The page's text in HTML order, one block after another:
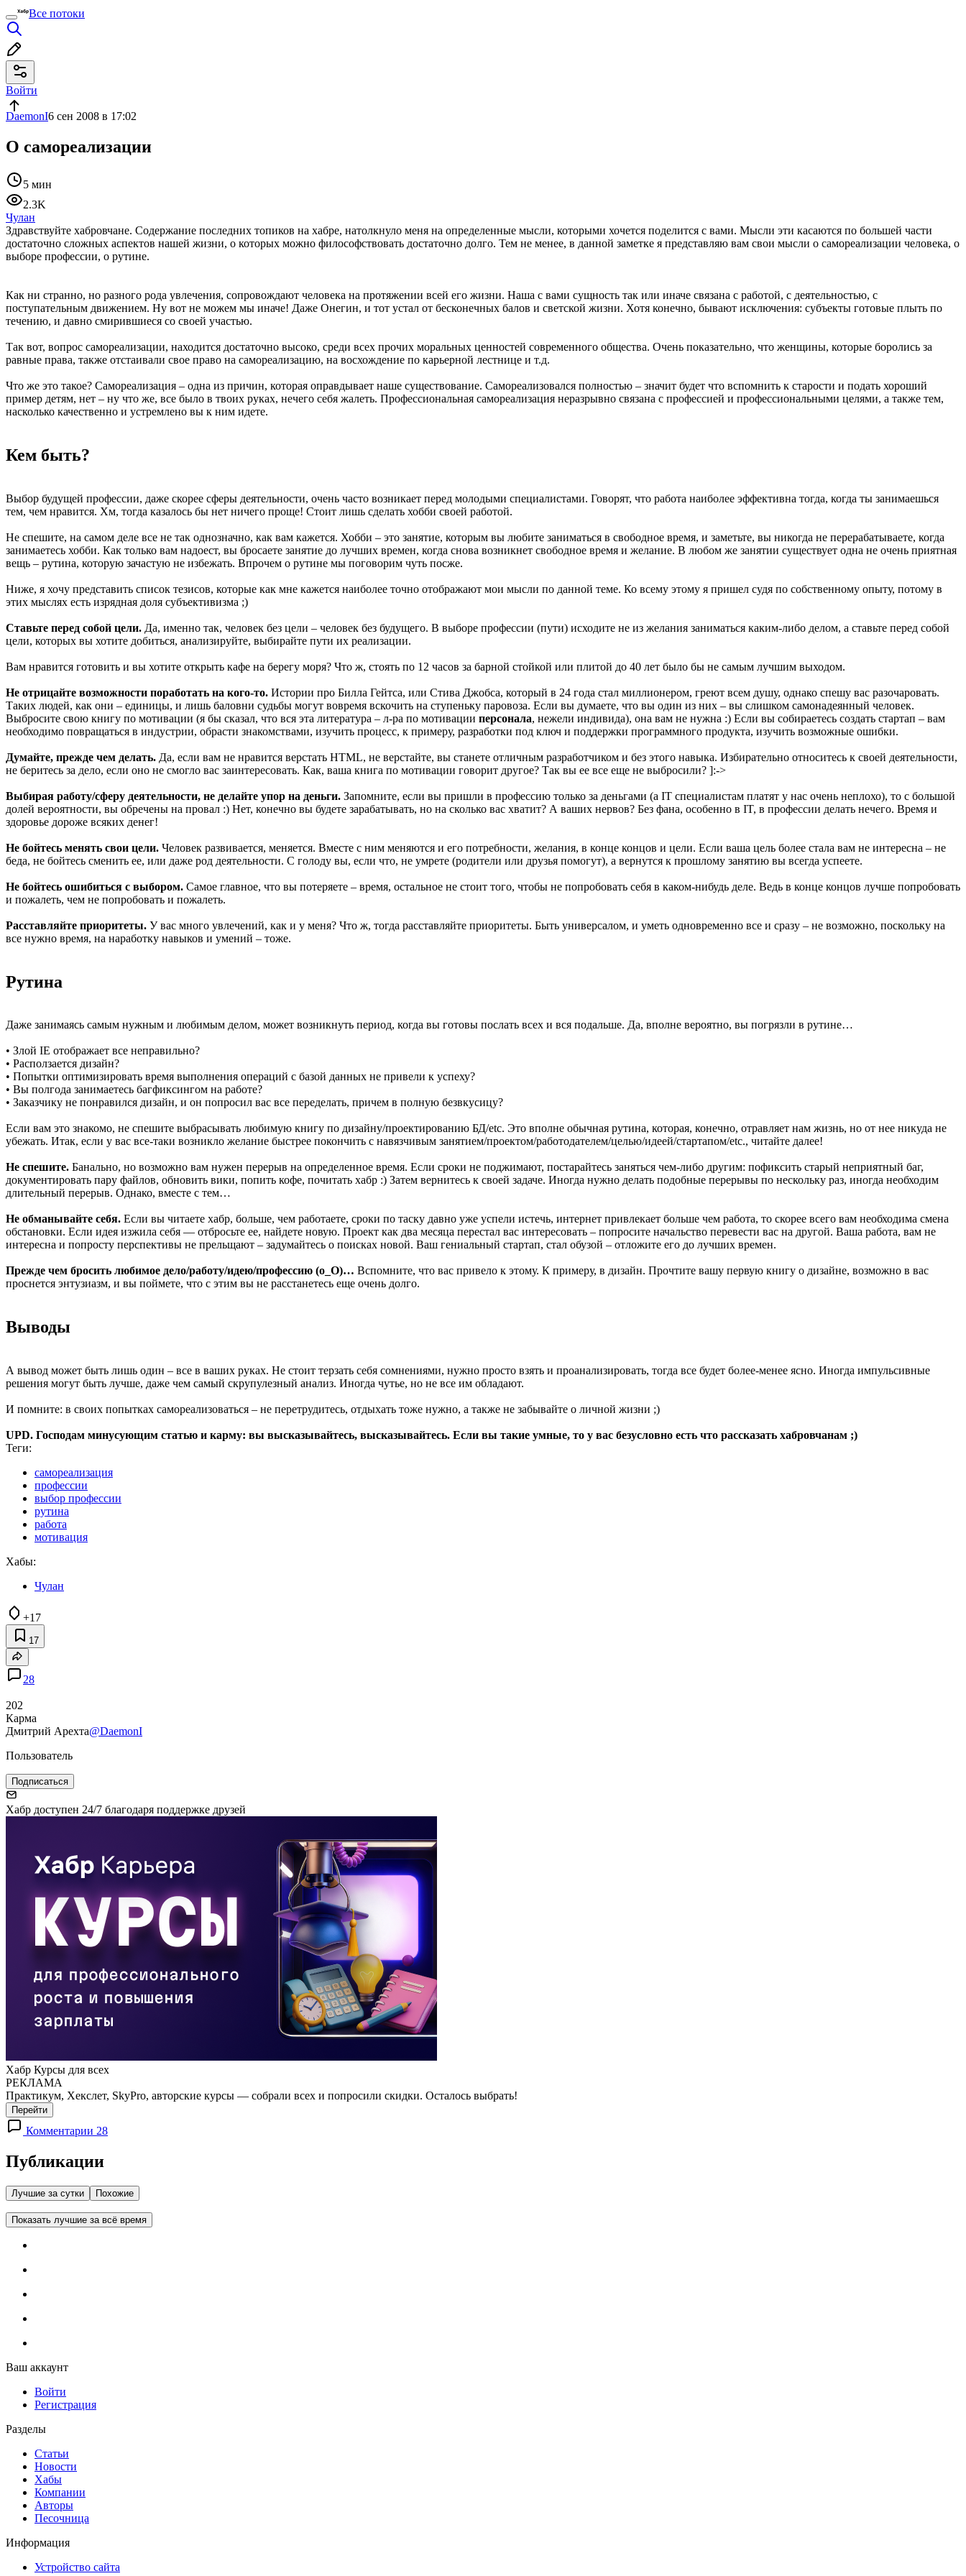
Все потоки
Войти
DaemonI6 сен 2008 в 17:02
О самореализации
5 мин
2.3K
Чулан
Здравствуйте хабровчане. Содержание последних топиков на хабре, натолкнуло меня на определенные мысли, которыми хочется поделится с вами. Мысли эти касаются по большей части
достаточно сложных аспектов нашей жизни, о которых можно философствовать достаточно долго. Тем не менее, в данной заметке я представляю вам свои мысли о самореализации человека, о
выборе профессии, о рутине.
Как ни странно, но разного рода увлечения, сопровождают человека на протяжении всей его жизни. Наша с вами сущность так или иначе связана с работой, с деятельностью, с
поступательным движением. Ну вот не можем мы иначе! Даже Онегин, и тот устал от бесконечных балов и светской жизни. Хотя конечно, бывают исключения: субъекты готовые плыть по
течению, и давно смирившиеся со своей участью.
Так вот, вопрос самореализации, находится достаточно высоко, среди всех прочих моральных ценностей современного общества. Очень показательно, что женщины, которые боролись за
равные права, также отстаивали свое право на самореализацию, на восхождение по карьерной лестнице и т.д.
Что же это такое? Самореализация – одна из причин, которая оправдывает наше существование. Самореализовался полностью – значит будет что вспомнить к старости и подать хороший
пример детям, нет – ну что же, все было в твоих руках, нечего себя жалеть. Профессиональная самореализация неразрывно связана с профессией и профессиональными целями, а также тем,
насколько качественно и устремлено вы к ним идете.
Кем быть?
Выбор будущей профессии, даже скорее сферы деятельности, очень часто возникает перед молодыми специалистами. Говорят, что работа наиболее эффективна тогда, когда ты занимаешься
тем, чем нравится. Хм, тогда казалось бы нет ничего проще! Стоит лишь сделать хобби своей работой.
Не спешите, на самом деле все не так однозначно, как вам кажется. Хобби – это занятие, которым вы любите заниматься в свободное время, и заметьте, вы никогда не перерабатываете, когда
занимаетесь хобби. Как только вам надоест, вы бросаете занятие до лучших времен, когда снова возникнет свободное время и желание. В любом же занятии существует одна не очень приятная
вещь – рутина, которую зачастую не избежать. Впрочем о рутине мы поговорим чуть посже.
Ниже, я хочу представить список тезисов, которые как мне кажется наиболее точно отображают мои мысли по данной теме. Ко всему этому я пришел судя по собственному опыту, потому в
этих мыслях есть изрядная доля субъективизма ;)
Ставьте перед собой цели. Да, именно так, человек без цели – человек без будущего. В выборе профессии (пути) исходите не из желания заниматься каким-либо делом, а ставьте перед собой
цели, которых вы хотите добиться, анализируйте, выбирайте пути их реализации.
Вам нравится готовить и вы хотите открыть кафе на берегу моря? Что ж, стоять по 12 часов за барной стойкой или плитой до 40 лет было бы не самым лучшим выходом.
Не отрицайте возможности поработать на кого-то. Истории про Билла Гейтса, или Стива Джобса, который в 24 года стал миллионером, греют всем душу, однако спешу вас разочаровать.
Таких людей, как они – единицы, и лишь баловни судьбы могут вовремя вскочить на ступеньку паровоза. Если вы думаете, что вы один из них – вы слишком самонадеянный человек.
Выбросите свою книгу по мотивации (я бы сказал, что вся эта литература – л-ра по мотивации персонала, нежели индивида), она вам не нужна :) Если вы собираетесь создать стартап – вам
необходимо повращаться в индустрии, обрасти знакомствами, изучить процесс, к примеру, разработки под ключ и поддержки программного продукта, изучить возможные ошибки.
Думайте, прежде чем делать. Да, если вам не нравится верстать HTML, не верстайте, вы станете отличным разработчиком и без этого навыка. Избирательно относитесь к своей деятельности,
не беритесь за дело, если оно не смогло вас заинтересовать. Как, ваша книга по мотивации говорит другое? Так вы ее все еще не выбросили? ]:->
Выбирая работу/сферу деятельности, не делайте упор на деньги. Запомните, если вы пришли в профессию только за деньгами (а IT специалистам платят у нас очень неплохо), то с большой
долей вероятности, вы обречены на провал :) Нет, конечно вы будете зарабатывать, но на сколько вас хватит? А ваших нервов? Без фана, особенно в IT, в профессии делать нечего. Время и
здоровье дороже всяких денег!
Не бойтесь менять свои цели. Человек развивается, меняется. Вместе с ним меняются и его потребности, желания, в конце концов и цели. Если ваша цель более стала вам не интересна – не
беда, не бойтесь сменить ее, или даже род деятельности. С голоду вы, если что, не умрете (родители или друзья помогут), а вернутся к прошлому занятию вы всегда успеете.
Не бойтесь ошибиться с выбором. Самое главное, что вы потеряете – время, остальное не стоит того, чтобы не попробовать себя в каком-нибудь деле. Ведь в конце концов лучше попробовать
и пожалеть, чем не попробовать и пожалеть.
Расставляйте приоритеты. У вас много увлечений, как и у меня? Что ж, тогда расставляйте приоритеты. Быть универсалом, и уметь одновременно все и сразу – не возможно, поскольку на
все нужно время, на наработку навыков и умений – тоже.
Рутина
Даже занимаясь самым нужным и любимым делом, может возникнуть период, когда вы готовы послать всех и вся подальше. Да, вполне вероятно, вы погрязли в рутине…
• Злой IE отображает все неправильно?
• Расползается дизайн?
• Попытки оптимизировать время выполнения операций с базой данных не привели к успеху?
• Вы полгода занимаетесь багфиксингом на работе?
• Заказчику не понравился дизайн, и он попросил вас все переделать, причем в полную безвкусицу?
Если вам это знакомо, не спешите выбрасывать любимую книгу по дизайну/проектированию БД/etc. Это вполне обычная рутина, которая, конечно, отравляет нам жизнь, но от нее никуда не
убежать. Итак, если у вас все-таки возникло желание быстрее покончить с навязчивым занятием/проектом/работодателем/целью/идеей/стартапом/etc., читайте далее!
Не спешите. Банально, но возможно вам нужен перерыв на определенное время. Если сроки не поджимают, постарайтесь заняться чем-либо другим: пофиксить старый неприятный баг,
документировать пару файлов, обновить вики, попить кофе, почитать хабр :) Затем вернитесь к своей задаче. Иногда нужно делать подобные перерывы по нескольку раз, иногда необходим
длительный перерыв. Однако, вместе с тем…
Не обманывайте себя. Если вы читаете хабр, больше, чем работаете, сроки по таску давно уже успели истечь, интернет привлекает больше чем работа, то скорее всего вам необходима смена
обстановки. Если идея изжила себя — отбросьте ее, найдете новую. Проект как два месяца перестал вас интересовать – попросите начальство перевести вас на другой. Ваша работа, вам не
интересна и попросту перспективы не прельщают – задумайтесь о поисках новой. Ваш гениальный стартап, стал обузой – отложите его до лучших времен.
Прежде чем бросить любимое дело/работу/идею/профессию (о_О)… Вспомните, что вас привело к этому. К примеру, в дизайн. Прочтите вашу первую книгу о дизайне, возможно в вас
проснется энтузиазм, и вы поймете, что с этим вы не расстанетесь еще очень долго.
Выводы
А вывод может быть лишь один – все в ваших руках. Не стоит терзать себя сомнениями, нужно просто взять и проанализировать, тогда все будет более-менее ясно. Иногда импульсивные
решения могут быть лучше, даже чем самый скрупулезный анализ. Иногда чутье, но не все им обладают.
И помните: в своих попытках самореализоваться – не перетрудитесь, отдыхать тоже нужно, а также не забывайте о личной жизни ;)
UPD. Господам минусующим статью и карму: вы высказывайтесь, высказывайтесь. Если вы такие умные, то у вас безусловно есть что рассказать хабровчанам ;)
Теги:
самореализация
профессии
выбор профессии
рутина
работа
мотивация
Хабы:
Чулан
+17
17
28
202
Карма
Дмитрий Арехта@DaemonI
Пользователь
Подписаться
Хабр доступен 24/7 благодаря поддержке друзей
Хабр Курсы для всех
РЕКЛАМА
Практикум, Хекслет, SkyPro, авторские курсы — собрали всех и попросили скидки. Осталось выбрать!
Перейти
Комментарии 28
Публикации
Лучшие за сутки Похожие
Показать лучшие за всё время
Ваш аккаунт
Войти
Регистрация
Разделы
Статьи
Новости
Хабы
Компании
Авторы
Песочница
Информация
Устройство сайта